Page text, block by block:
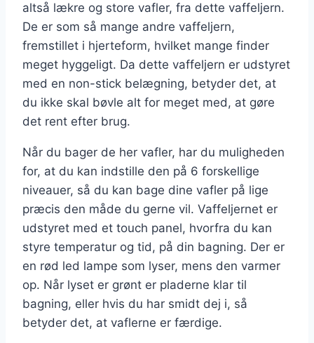
altså lækre og store vafler, fra dette vaffeljern.
De er som så mange andre vaffeljern,
fremstillet i hjerteform, hvilket mange finder
meget hyggeligt. Da dette vaffeljern er udstyret
med en non-stick belægning, betyder det, at
du ikke skal bøvle alt for meget med, at gøre
det rent efter brug.
Når du bager de her vafler, har du muligheden
for, at du kan indstille den på 6 forskellige
niveauer, så du kan bage dine vafler på lige
præcis den måde du gerne vil. Vaffeljernet er
udstyret med et touch panel, hvorfra du kan
styre temperatur og tid, på din bagning. Der er
en rød led lampe som lyser, mens den varmer
op. Når lyset er grønt er pladerne klar til
bagning, eller hvis du har smidt dej i, så
betyder det, at vaflerne er færdige.